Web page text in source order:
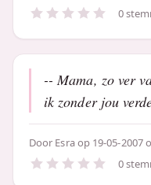
0
-- Mama, zo ver
ik zonder jou
Door Esraop 19-05-2007
0